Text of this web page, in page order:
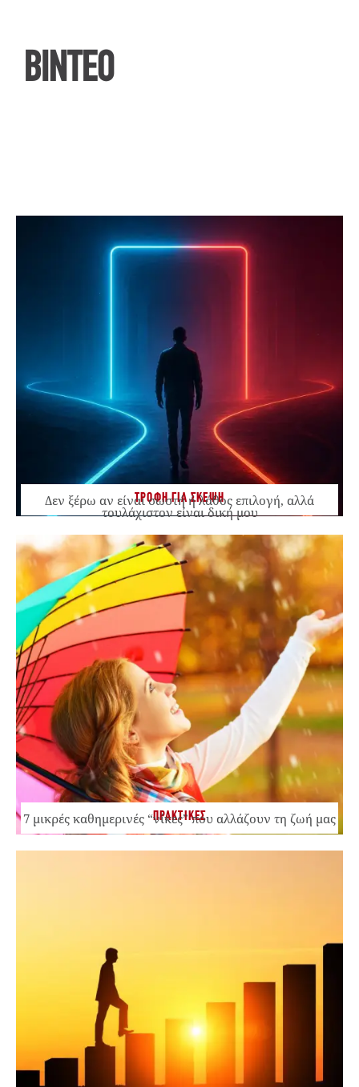
ΒΙΝΤΕΟ
ΤΡΟΦΗ ΓΙΑ ΣΚΕΨΗ
Δεν ξέρω αν είναι σωστή ή λάθος επιλογή, αλλά
τουλάχιστον είναι δική μου
ΠΡΑΚΤΙΚΕΣ
7 μικρές καθημερινές “νίκες” που αλλάζουν τη ζωή μας